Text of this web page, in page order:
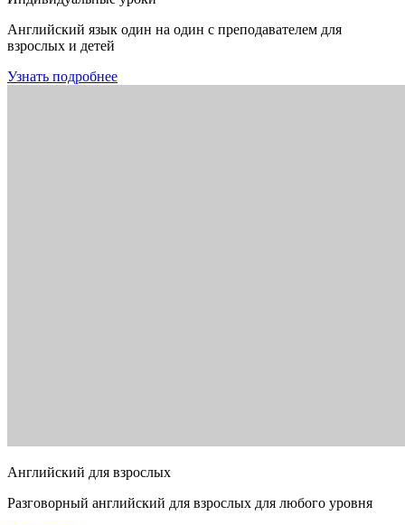
Английский язык один на один с преподавателем для
взрослых и детей
Узнать подробнее
Английский для взрослых
Разговорный английский для взрослых для любого уровня